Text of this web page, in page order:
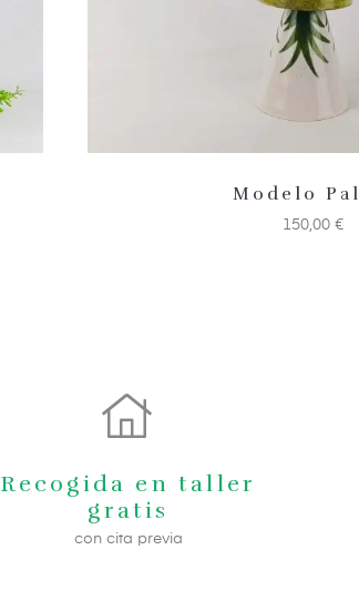
Modelo
150,00€
Recogida en taller
gratis
con cita previa